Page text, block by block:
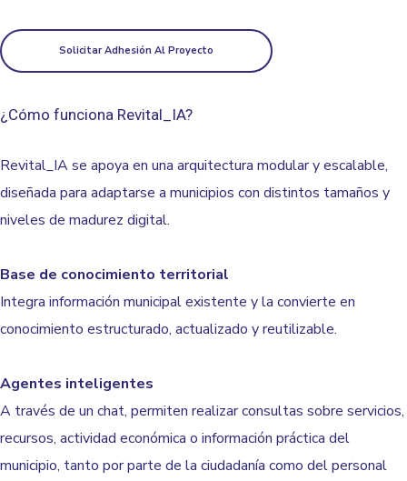
Solicitar Adhesión Al Proyecto
¿Cómo funciona Revital_IA?
Revital_IA se apoya en una arquitectura modular y escalable,
diseñada para adaptarse a municipios con distintos tamaños y
niveles de madurez digital.
Base de conocimiento territorial
Integra información municipal existente y la convierte en
conocimiento estructurado, actualizado y reutilizable.
Agentes inteligentes
A través de un chat, permiten realizar consultas sobre servicios,
recursos, actividad económica o información práctica del
municipio, tanto por parte de la ciudadanía como del personal